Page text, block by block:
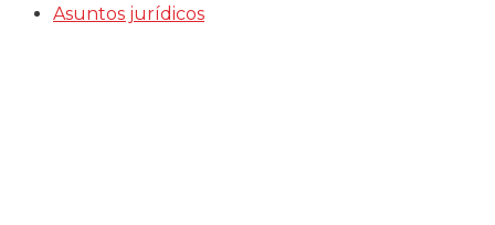
Asuntos jurídicos